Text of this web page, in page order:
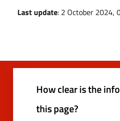
Last update: 2 October 2024,
How clear is the
this page?